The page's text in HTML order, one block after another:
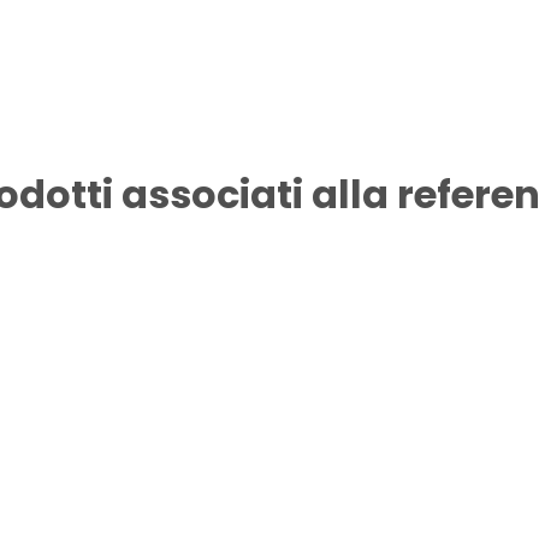
associati alla